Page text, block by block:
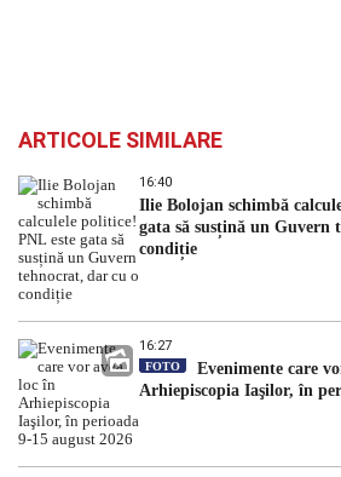
ARTICOLE SIMILARE
16:40
Ilie Bolojan schimbă
gata să susțină un Guvern
condiție
16:27
FOTO
Evenimente care
Arhiepiscopia Iaşilor, în